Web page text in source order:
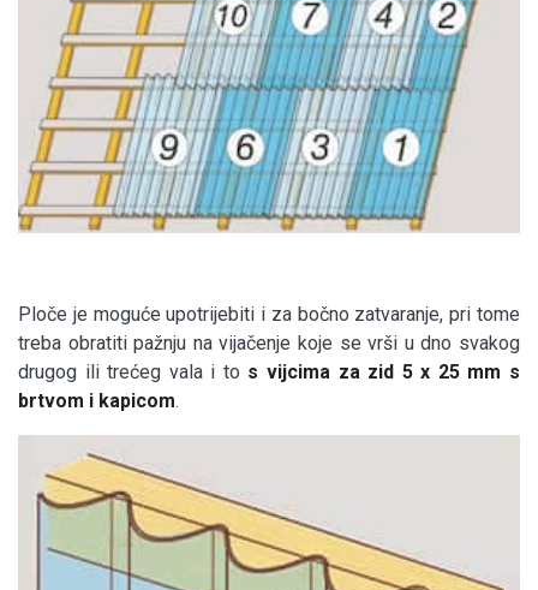
Ploče je moguće upotrijebiti i za bočno zatvaranje, pri tome
treba obratiti pažnju na vijačenje koje se vrši u dno svakog
drugog ili trećeg vala i to s vijcima za zid 5 x 25 mm s
brtvom i kapicom.